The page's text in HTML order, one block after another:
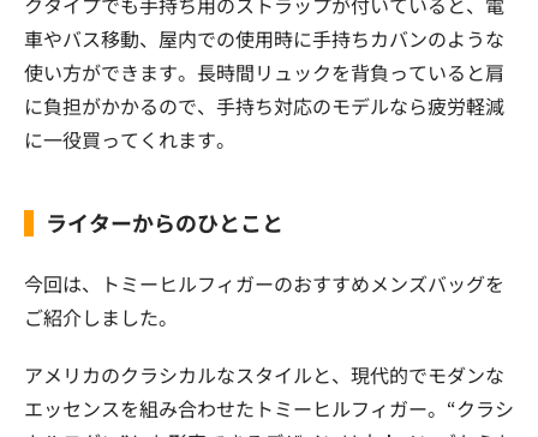
車やバス移動、屋内での使用時に手持ちカバンのような
使い方ができます。長時間リュックを背負っていると肩
に負担がかかるので、手持ち対応のモデルなら疲労軽減
に一役買ってくれます。
ライターからのひとこと
今回は、トミーヒルフィガーのおすすめメンズバッグを
ご紹介しました。
アメリカのクラシカルなスタイルと、現代的でモダンな
エッセンスを組み合わせたトミーヒルフィガー。“クラシ